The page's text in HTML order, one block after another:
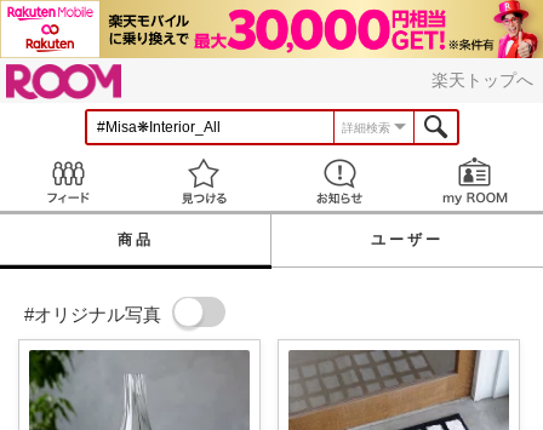
楽天トップへ
詳細検索
見つける お知らせ
商品 ユーザー
#オリジナル写真